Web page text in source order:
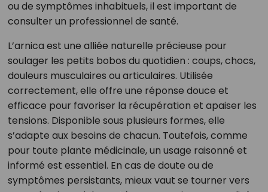
ou de symptômes inhabituels, il est important de
consulter un professionnel de santé.
L’arnica est une alliée naturelle précieuse pour
soulager les petits bobos du quotidien : coups, chocs,
douleurs musculaires ou articulaires. Utilisée
correctement, elle offre une réponse douce et
efficace pour favoriser la récupération et apaiser les
tensions. Disponible sous plusieurs formes, elle
s’adapte aux besoins de chacun. Toutefois, comme
pour toute plante médicinale, un usage raisonné et
informé est essentiel. En cas de doute ou de
symptômes persistants, mieux vaut se tourner vers